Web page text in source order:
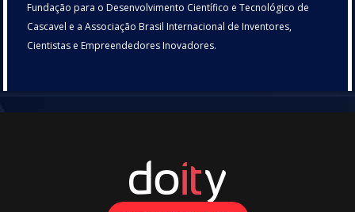
Fundação para o Desenvolvimento Científico e Tecnológico de
Cascavel e a Associação Brasil Internacional de Inventores,
Cientistas e Empreendedores Inovadores.